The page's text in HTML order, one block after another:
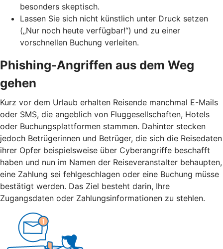
besonders skeptisch.
Lassen Sie sich nicht künstlich unter Druck setzen
(„Nur noch heute verfügbar!“) und zu einer
vorschnellen Buchung verleiten.
Phishing-Angriffen aus dem Weg
gehen
Kurz vor dem Urlaub erhalten Reisende manchmal E-Mails
oder SMS, die angeblich von Fluggesellschaften, Hotels
oder Buchungsplattformen stammen. Dahinter stecken
jedoch Betrügerinnen und Betrüger, die sich die Reisedaten
ihrer Opfer beispielsweise über Cyberangriffe beschafft
haben und nun im Namen der Reiseveranstalter behaupten,
eine Zahlung sei fehlgeschlagen oder eine Buchung müsse
bestätigt werden. Das Ziel besteht darin, Ihre
Zugangsdaten oder Zahlungsinformationen zu stehlen.